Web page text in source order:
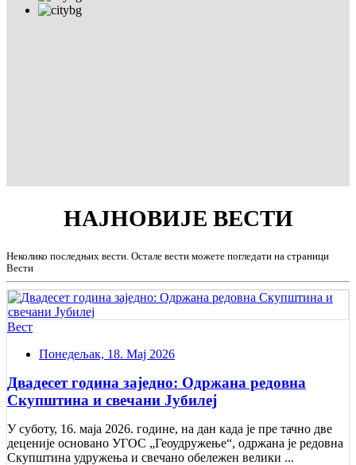
НАЈНОВИЈЕ ВЕСТИ
Неколико последњих вести. Остале вести можете погледати на страници
Вести
Вест
Понедељак, 18. Мај 2026
Двадесет година заједно: Одржана редовна
Скупштина и свечани Jубилеј
У суботу, 16. маја 2026. године, на дан када је пре тачно две
деценије основано УГОС „Геоудружење“, одржана је редовна
Скупштина удружења и свечано обележен велики ...